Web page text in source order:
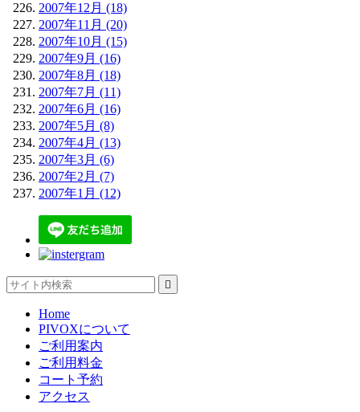
2007年12月 (18)
2007年11月 (20)
2007年10月 (15)
2007年9月 (16)
2007年8月 (18)
2007年7月 (11)
2007年6月 (16)
2007年5月 (8)
2007年4月 (13)
2007年3月 (6)
2007年2月 (7)
2007年1月 (12)

Home
PIVOXについて
ご利用案内
ご利用料金
コート予約
アクセス